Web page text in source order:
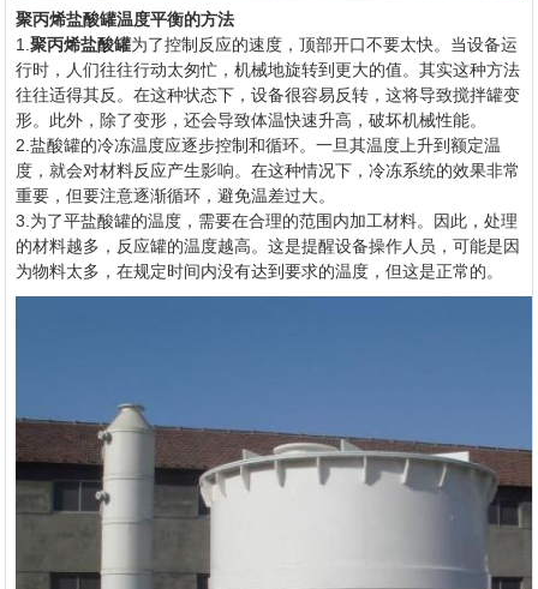
聚丙烯盐酸罐温度平衡的方法
1.聚丙烯盐酸罐为了控制反应的速度，顶部开口不要太快。当设备运
行时，人们往往行动太匆忙，机械地旋转到更大的值。其实这种方法
往往适得其反。在这种状态下，设备很容易反转，这将导致搅拌罐变
形。此外，除了变形，还会导致体温快速升高，破坏机械性能。
2.盐酸罐的冷冻温度应逐步控制和循环。一旦其温度上升到额定温
度，就会对材料反应产生影响。在这种情况下，冷冻系统的效果非常
重要，但要注意逐渐循环，避免温差过大。
3.为了平盐酸罐的温度，需要在合理的范围内加工材料。因此，处理
的材料越多，反应罐的温度越高。这是提醒设备操作人员，可能是因
为物料太多，在规定时间内没有达到要求的温度，但这是正常的。